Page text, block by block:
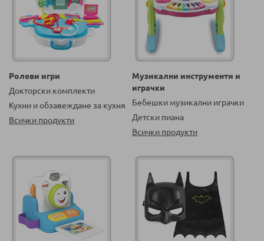
Ролеви игри
Докторски комплекти
Кухни и обзавеждане за кухня
Всички продукти
Музикални инструменти и
играчки
Бебешки музикални играчки
Детски пиана
Всички продукти